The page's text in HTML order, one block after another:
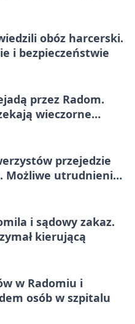
obóz harcerski.
i bezpieczeństwie
przez Radom.
wieczorne
przejedzie
Możliwe utrudnienia
i sądowy zakaz.
kierującą
w Radomiu i
osób w szpitalu